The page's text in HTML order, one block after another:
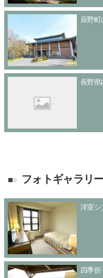
辰野町
長野県
フォトギャラリ
洋室シ
四季折